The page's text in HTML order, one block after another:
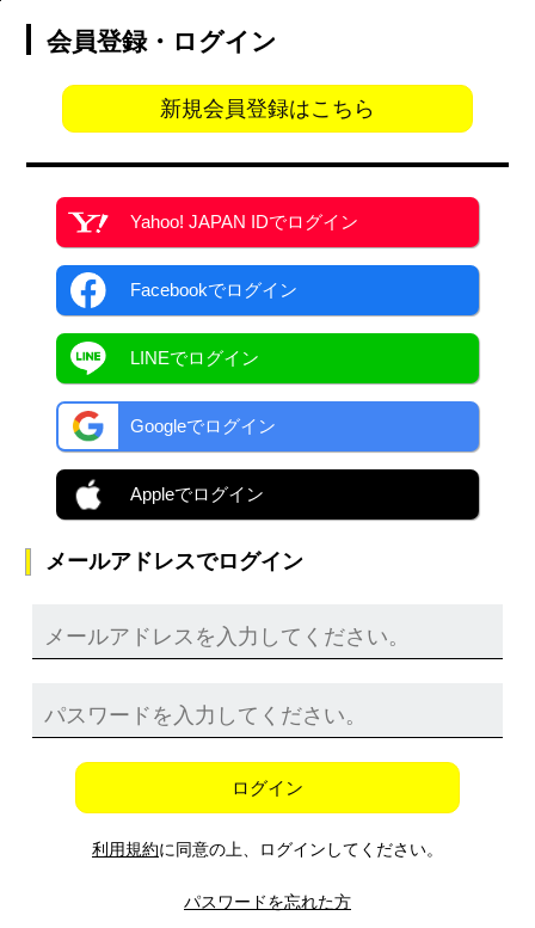
会員登録・ログイン
新規会員登録はこちら
Yahoo! JAPAN IDでログイン
Facebookでログイン
LINEでログイン
Googleでログイン
Appleでログイン
メールアドレスでログイン
ログイン
利用規約に同意の上、ログインしてください。
パスワードを忘れた方